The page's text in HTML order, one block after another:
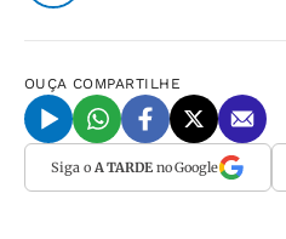
OUÇA COMPARTILHE
Siga o A TARDEno Google